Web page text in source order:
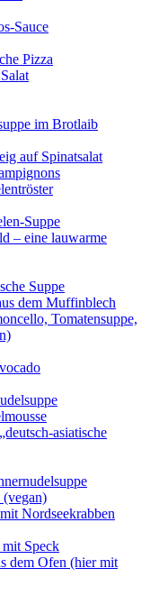
Sauce
Pizza
im Brotlaib
auf Spinatsalat
Suppe
– eine lauwarme
Suppe
dem Muffinblech
Tomatensuppe,
asiatische
Nordseekrabben
Speck
dem Ofen (hier mit